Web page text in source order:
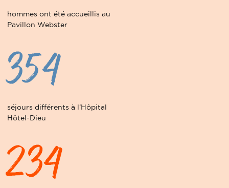
hommes ont été accueillis au
Pavillon Webster
354
séjours différents à l’Hôpital
Hôtel-Dieu
234